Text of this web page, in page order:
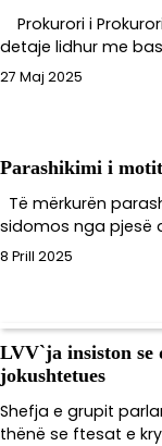
Prokurori i
detaje lidhur me
27 Maj 2025
Parashikimi i
Të mërkurën
sidomos nga pjesë
8 Prill 2025
LVV`ja insiston se
jokushtetues
Shefja e grupit
thënë se ftesat e